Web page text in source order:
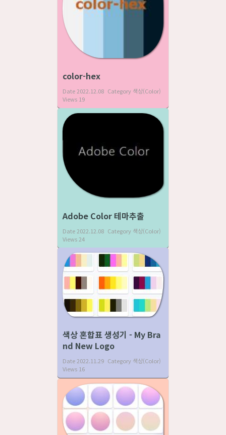
color-hex
Date2022.12.08 Category 색상(Color)
Views 19
Adobe Color 테마추출
Date 2022.12.08 Category 색상(Color)
Views 24
색상 혼합표 생성기 - My Bra
nd New Logo
Date 2022.11.29 Category 색상(Color)
Views 16